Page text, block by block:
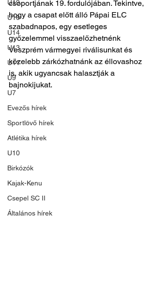
U19
U16
U14
U13
U11
U9
U7
Evezős hírek
Sportlövő hírek
Atlétika hírek
U10
Birkózók
Kajak-Kenu
Csepel SC II
Általános hírek
csoportjának 19. fordulójában. Tekintve,
hogy a csapat előtt álló Pápai ELC
szabadnapos, egy esetleges
győzelemmel visszaelőzhetnénk
Veszprém vármegyei riválisunkat és
közelebb zárkózhatnánk az éllovashoz
is, akik ugyancsak halasztják a
bajnokijukat.